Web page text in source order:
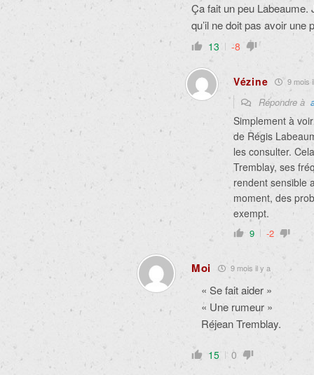
Ça fait un peu Labeaume.
qu’il ne doit pas avoir une
13 -8
Vézine 9 mois
Répondre à
Simplement à
de Régis
les consulter.
Tremblay, ses
rendent sensible
moment, des
exempt.
9 -2
Moi 9 mois il y a
« Se fait aider »
« Une rumeur »
Réjean Tremblay.
15 0